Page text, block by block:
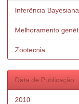
Inferência Bayesiana
Melhoramento
Zootecnia
Data de Publicação
2010